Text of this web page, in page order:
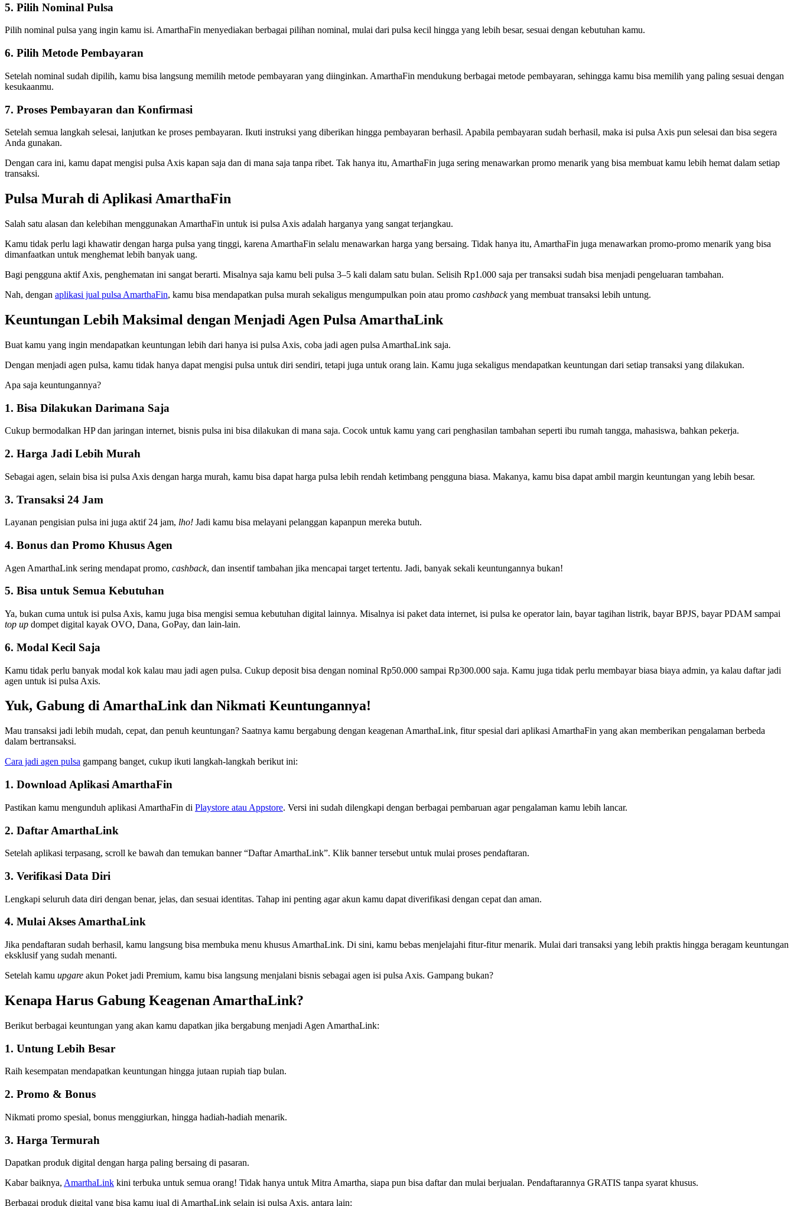
5. Pilih Nominal Pulsa
Pilih nominal pulsa yang ingin kamu isi. AmarthaFin menyediakan berbagai pilihan nominal, mulai dari pulsa kecil hingga yang lebih besar, sesuai dengan kebutuhan kamu.
6. Pilih Metode Pembayaran
Setelah nominal sudah dipilih, kamu bisa langsung memilih metode pembayaran yang diinginkan. AmarthaFin mendukung berbagai metode pembayaran, sehingga kamu bisa memilih yang paling sesuai dengan
kesukaanmu.
7. Proses Pembayaran dan Konfirmasi
Setelah semua langkah selesai, lanjutkan ke proses pembayaran. Ikuti instruksi yang diberikan hingga pembayaran berhasil. Apabila pembayaran sudah berhasil, maka isi pulsa Axis pun selesai dan bisa segera
Anda gunakan.
Dengan cara ini, kamu dapat mengisi pulsa Axis kapan saja dan di mana saja tanpa ribet. Tak hanya itu, AmarthaFin juga sering menawarkan promo menarik yang bisa membuat kamu lebih hemat dalam setiap
transaksi.
Pulsa Murah di Aplikasi AmarthaFin
Salah satu alasan dan kelebihan menggunakan AmarthaFin untuk isi pulsa Axis adalah harganya yang sangat terjangkau.
Kamu tidak perlu lagi khawatir dengan harga pulsa yang tinggi, karena AmarthaFin selalu menawarkan harga yang bersaing. Tidak hanya itu, AmarthaFin juga menawarkan promo-promo menarik yang bisa
dimanfaatkan untuk menghemat lebih banyak uang.
Bagi pengguna aktif Axis, penghematan ini sangat berarti. Misalnya saja kamu beli pulsa 3–5 kali dalam satu bulan. Selisih Rp1.000 saja per transaksi sudah bisa menjadi pengeluaran tambahan.
Nah, dengan aplikasi jual pulsa AmarthaFin, kamu bisa mendapatkan pulsa murah sekaligus mengumpulkan poin atau promo cashbackyang membuat transaksi lebih untung.
Keuntungan Lebih Maksimal dengan Menjadi Agen Pulsa AmarthaLink
Buat kamu yang ingin mendapatkan keuntungan lebih dari hanya isi pulsa Axis, coba jadi agen pulsa AmarthaLink saja.
Dengan menjadi agen pulsa, kamu tidak hanya dapat mengisi pulsa untuk diri sendiri, tetapi juga untuk orang lain. Kamu juga sekaligus mendapatkan keuntungan dari setiap transaksi yang dilakukan.
Apa saja keuntungannya?
1. Bisa Dilakukan Darimana Saja
Cukup bermodalkan HP dan jaringan internet, bisnis pulsa ini bisa dilakukan di mana saja. Cocok untuk kamu yang cari penghasilan tambahan seperti ibu rumah tangga, mahasiswa, bahkan pekerja.
2. Harga Jadi Lebih Murah
Sebagai agen, selain bisa isi pulsa Axis dengan harga murah, kamu bisa dapat harga pulsa lebih rendah ketimbang pengguna biasa. Makanya, kamu bisa dapat ambil margin keuntungan yang lebih besar.
3. Transaksi 24 Jam
Layanan pengisian pulsa ini juga aktif 24 jam, lho! Jadi kamu bisa melayani pelanggan kapanpun mereka butuh.
4. Bonus dan Promo Khusus Agen
Agen AmarthaLink sering mendapat promo, cashback, dan insentif tambahan jika mencapai target tertentu. Jadi, banyak sekali keuntungannya bukan!
5. Bisa untuk Semua Kebutuhan
Ya, bukan cuma untuk isi pulsa Axis, kamu juga bisa mengisi semua kebutuhan digital lainnya. Misalnya isi paket data internet, isi pulsa ke operator lain, bayar tagihan listrik, bayar BPJS, bayar PDAM sampai
top up dompet digital kayak OVO, Dana, GoPay, dan lain-lain.
6. Modal Kecil Saja
Kamu tidak perlu banyak modal kok kalau mau jadi agen pulsa. Cukup deposit bisa dengan nominal Rp50.000 sampai Rp300.000 saja. Kamu juga tidak perlu membayar biasa biaya admin, ya kalau daftar jadi
agen untuk isi pulsa Axis.
Yuk, Gabung di AmarthaLink dan Nikmati Keuntungannya!
Mau transaksi jadi lebih mudah, cepat, dan penuh keuntungan? Saatnya kamu bergabung dengan keagenan AmarthaLink, fitur spesial dari aplikasi AmarthaFin yang akan memberikan pengalaman berbeda
dalam bertransaksi.
Cara jadi agen pulsa gampang banget, cukup ikuti langkah-langkah berikut ini:
1. Download Aplikasi AmarthaFin
Pastikan kamu mengunduh aplikasi AmarthaFin di Playstore atau Appstore. Versi ini sudah dilengkapi dengan berbagai pembaruan agar pengalaman kamu lebih lancar.
2. Daftar AmarthaLink
Setelah aplikasi terpasang, scroll ke bawah dan temukan banner “Daftar AmarthaLink”. Klik banner tersebut untuk mulai proses pendaftaran.
3. Verifikasi Data Diri
Lengkapi seluruh data diri dengan benar, jelas, dan sesuai identitas. Tahap ini penting agar akun kamu dapat diverifikasi dengan cepat dan aman.
4. Mulai Akses AmarthaLink
Jika pendaftaran sudah berhasil, kamu langsung bisa membuka menu khusus AmarthaLink. Di sini, kamu bebas menjelajahi fitur-fitur menarik. Mulai dari transaksi yang lebih praktis hingga beragam keuntungan
eksklusif yang sudah menanti.
Setelah kamu upgare akun Poket jadi Premium, kamu bisa langsung menjalani bisnis sebagai agen isi pulsa Axis. Gampang bukan?
Kenapa Harus Gabung Keagenan AmarthaLink?
Berikut berbagai keuntungan yang akan kamu dapatkan jika bergabung menjadi Agen AmarthaLink:
1. Untung Lebih Besar
Raih kesempatan mendapatkan keuntungan hingga jutaan rupiah tiap bulan.
2. Promo & Bonus
Nikmati promo spesial, bonus menggiurkan, hingga hadiah-hadiah menarik.
3. Harga Termurah
Dapatkan produk digital dengan harga paling bersaing di pasaran.
Kabar baiknya, AmarthaLink kini terbuka untuk semua orang! Tidak hanya untuk Mitra Amartha, siapa pun bisa daftar dan mulai berjualan. Pendaftarannya GRATIS tanpa syarat khusus.
Berbagai produk digital yang bisa kamu jual di AmarthaLink selain isi pulsa Axis, antara lain: